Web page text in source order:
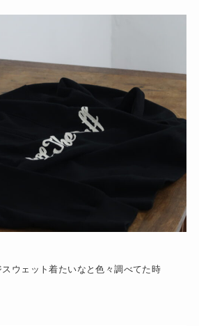
ウェット着たいなと色々調べてた時